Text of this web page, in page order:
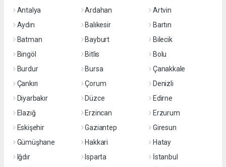
Antalya
Ardahan
Artvin
Aydın
Balıkesir
Bartın
Batman
Bayburt
Bilecik
Bingöl
Bitlis
Bolu
Burdur
Bursa
Çanakkale
Çankırı
Çorum
Denizli
Diyarbakır
Düzce
Edirne
Elazığ
Erzincan
Erzurum
Eskişehir
Gaziantep
Giresun
Gümüşhane
Hakkari
Hatay
Iğdır
Isparta
İstanbul